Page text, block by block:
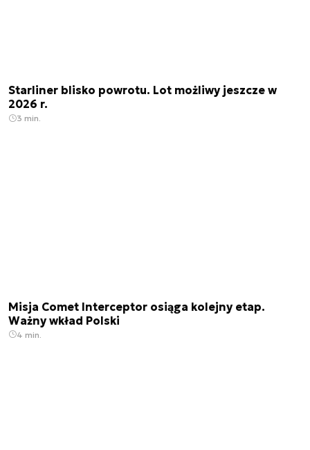
Starliner blisko powrotu. Lot możliwy jeszcze w
2026 r.
3 min.
Misja Comet Interceptor osiąga kolejny etap.
Ważny wkład Polski
4 min.